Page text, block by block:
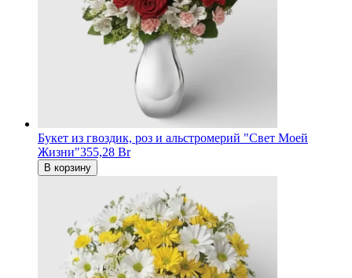
Букет из гвоздик, роз и альстромерий "Свет Моей
Жизни"355,28 Br
В корзину